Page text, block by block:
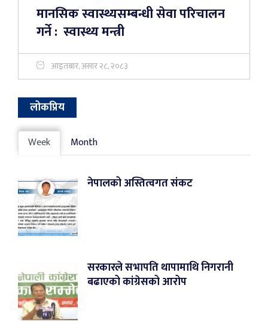
मानसिक स्वास्थ्यसम्बन्धी सेवा परिचालन
गर्ने : स्वास्थ्य मन्त्री
आइतबार, असार २८, २०८३
लोकप्रिय
Week Month
नेपालको अस्तित्वगत संकट
सरकारले सभापति थापामाथि निगरानी
बढाएको कांग्रेसको आरोप